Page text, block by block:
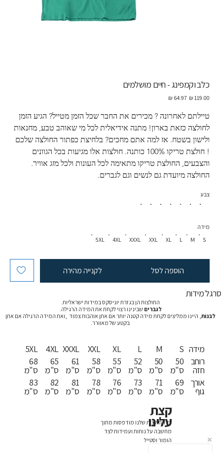
כלב וקמפינג - חיים מושלמים
מחיר
מחיר
‏64.97 ‏₪
טיילתם לאחרונה ? מכירים את החבר שכל הזמן מטייל? הגיע הזמן
לחולצה כזאת בארון! מתנה אידיאלית לכל מי שאוהב טבע, מחנאות
ולישון בשטח. אז למה אתם מחכים? בלחיצת כפתור החולצה שלכם
! חולצת טריקו 100% כותנה. חולצות אלו מגיעות בכל הגוונים
והצבעים, החולצת טריקו מתאימה לכל העונות ולכל מזג אוויר.
החולצה מיועדת גם לנשים וגם לגברים.
צבע
S
M
L
XL
XXL
XXXL
4XL
5XL
מידה
הוספה לסל לקנייה מהירה
סרגל מידות
החולצות הן בגזרת יוניסקס במידות ישראליות.
לגברים שבינינו רצוי לקחת את המידה הרגילה.
לבנות, היינו ממליצים לקחת מידה קטנה יותר אם אתן אוהבות צמוד ,ואת המידה הרגילה אם אתן
בקטע של מאוורר.
5XL
68
ס"מ
83
ס"מ
4XL
65
ס"מ
82
ס"מ
XXXL
61
ס"מ
81
ס"מ
XXL
58
ס"מ
78
ס"מ
XL
55
ס"מ
76
ס"מ
L
52
ס"מ
73
ס"מ
M
50
ס"מ
71
ס"מ
S
50
ס"מ
69
ס"מ
מידה
רוחב
חזה
אורך
גוף
כל החולצות שלנו מודפסות מתוך
מחשבה על נוחות ועמידות לצד
הומור וסטייל
קצת
עלינו